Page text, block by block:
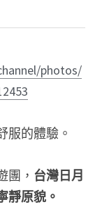
photos/
服的體驗。
團， 台灣日月
靜原貌。